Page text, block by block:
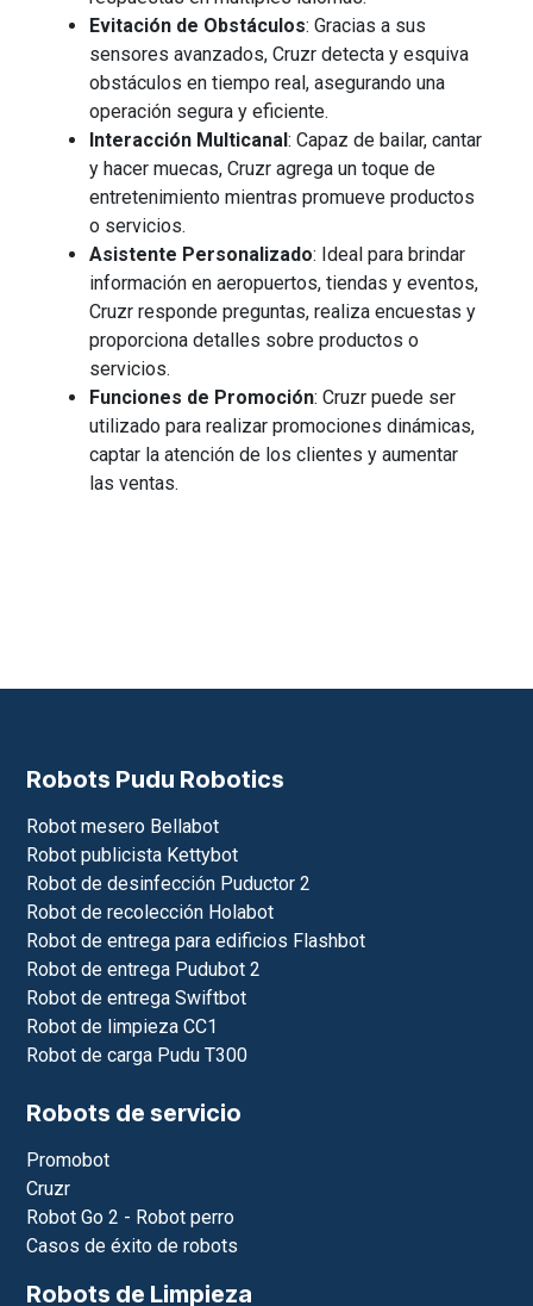
Evitación de Obstáculos: Gracias a sus
sensores avanzados, Cruzr detecta y esquiva
obstáculos en tiempo real, asegurando una
operación segura y eficiente.
Interacción Multicanal: Capaz de bailar, cantar
y hacer muecas, Cruzr agrega un toque de
entretenimiento mientras promueve productos
o servicios.
Asistente Personalizado: Ideal para brindar
información en aeropuertos, tiendas y eventos,
Cruzr responde preguntas, realiza encuestas y
proporciona detalles sobre productos o
servicios.
Funciones de Promoción: Cruzr puede ser
utilizado para realizar promociones dinámicas,
captar la atención de los clientes y aumentar
las ventas.
Robots Pudu Robotics
Robot mesero Bellabot
Robot publicista Kettybot
Robot de desinfección Puductor 2
Robot de recolección Holabot
Robot de entrega para edificios Flashbot
Robot de entrega Pudubot 2
Robot de entrega Swiftbot
Robot de limpieza CC1
Robot de carga Pudu T300
Robots de servicio
Promobot
Cruzr
Robot Go 2 - Robot perro
Casos de éxito de robots
Robots de Limpieza